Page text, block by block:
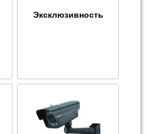
Эксклюзивность